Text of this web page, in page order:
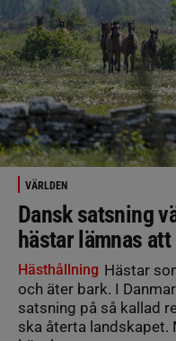
VÄRLDEN
Dansk satsning
hästar lämnas
Hästhållning Hästar
och äter bark. I
satsning på så kallad
ska återta landskapet.